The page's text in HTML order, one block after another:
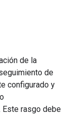
de la
de
configurado y
Este rasgo debe